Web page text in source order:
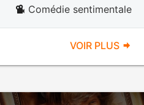
Comédie sentimentale
VOIR PLUS